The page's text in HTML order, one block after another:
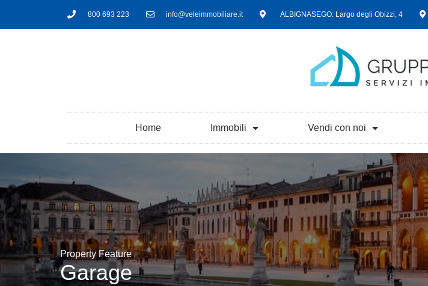
800 693 223 info@veleimmobiliare.it ALBIGNASEGO: Largo degli Obizzi, 4
Home Immobili Vendi con noi
Property Feature
Garage